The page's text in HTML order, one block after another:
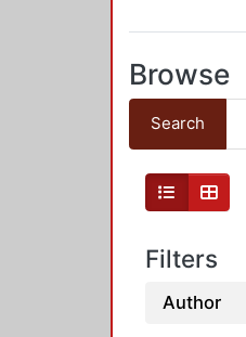
Browse
Search
Filters
Author